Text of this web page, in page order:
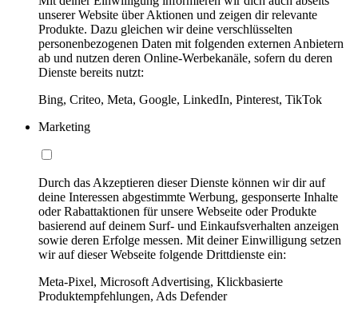
unserer Website über Aktionen und zeigen dir relevante
Produkte. Dazu gleichen wir deine verschlüsselten
personenbezogenen Daten mit folgenden externen Anbietern
ab und nutzen deren Online-Werbekanäle, sofern du deren
Dienste bereits nutzt:
Bing, Criteo, Meta, Google, LinkedIn, Pinterest, TikTok
Marketing
Durch das Akzeptieren dieser Dienste können wir dir auf
deine Interessen abgestimmte Werbung, gesponserte Inhalte
oder Rabattaktionen für unsere Webseite oder Produkte
basierend auf deinem Surf- und Einkaufsverhalten anzeigen
sowie deren Erfolge messen. Mit deiner Einwilligung setzen
wir auf dieser Webseite folgende Drittdienste ein:
Meta-Pixel, Microsoft Advertising, Klickbasierte
Produktempfehlungen, Ads Defender